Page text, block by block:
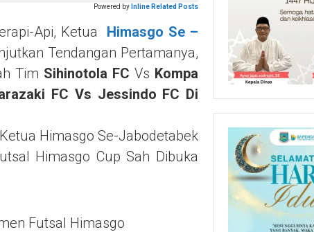
Powered by Inline Related Posts
Api, Ketua Himasgo Se –
Tendangan Pertamanya,
Tim Sihinotola FC Vs Kompa
FC Vs Jessindo FC Di
Himasgo Se-Jabodetabek
Himasgo Cup Sah Dibuka
Futsal Himasgo